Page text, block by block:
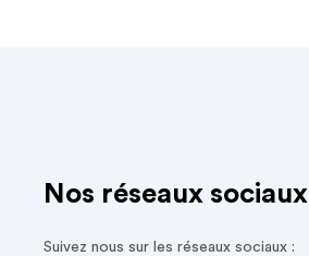
Nos réseaux sociaux
Suivez nous sur les réseaux sociaux :